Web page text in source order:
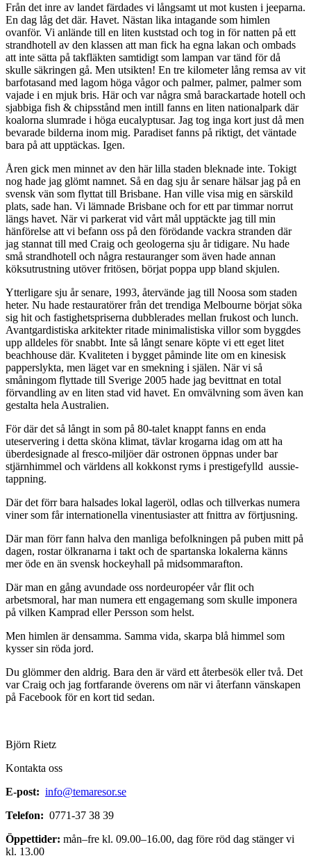
Från det inre av landet färdades vi långsamt ut mot kusten i jeeparna.
En dag låg det där. Havet. Nästan lika intagande som himlen
ovanför. Vi anlände till en liten kuststad och tog in för natten på ett
strandhotell av den klassen att man fick ha egna lakan och ombads
att inte sätta på takfläkten samtidigt som lampan var tänd för då
skulle säkringen gå. Men utsikten! En tre kilometer lång remsa av vit
barfotasand med lagom höga vågor och palmer, palmer, palmer som
vajade i en mjuk bris. Här och var några små barackartade hotell och
sjabbiga fish & chipsstånd men intill fanns en liten nationalpark där
koalorna slumrade i höga eucalyptusar. Jag tog inga kort just då men
bevarade bilderna inom mig. Paradiset fanns på riktigt, det väntade
bara på att upptäckas. Igen.
Åren gick men minnet av den här lilla staden bleknade inte. Tokigt
nog hade jag glömt namnet. Så en dag sju år senare hälsar jag på en
svensk vän som flyttat till Brisbane. Han ville visa mig en särskild
plats, sade han. Vi lämnade Brisbane och for ett par timmar norrut
längs havet. När vi parkerat vid vårt mål upptäckte jag till min
hänförelse att vi befann oss på den förödande vackra stranden där
jag stannat till med Craig och geologerna sju år tidigare. Nu hade
små strandhotell och några restauranger som även hade annan
köksutrustning utöver fritösen, börjat poppa upp bland skjulen.
Ytterligare sju år senare, 1993, återvände jag till Noosa som staden
heter. Nu hade restauratörer från det trendiga Melbourne börjat söka
sig hit och fastighetspriserna dubblerades mellan frukost och lunch.
Avantgardistiska arkitekter ritade minimalistiska villor som byggdes
upp alldeles för snabbt. Inte så långt senare köpte vi ett eget litet
beachhouse där. Kvaliteten i bygget påminde lite om en kinesisk
papperslykta, men läget var en smekning i själen. När vi så
småningom flyttade till Sverige 2005 hade jag bevittnat en total
förvandling av en liten stad vid havet. En omvälvning som även kan
gestalta hela Australien.
För där det så långt in som på 80-talet knappt fanns en enda
uteservering i detta sköna klimat, tävlar krogarna idag om att ha
überdesignade al fresco-miljöer där ostronen öppnas under bar
stjärnhimmel och världens all kokkonst ryms i prestigefylld aussie-
tappning.
Där det förr bara halsades lokal lageröl, odlas och tillverkas numera
viner som får internationella vinentusiaster att fnittra av förtjusning.
Där man förr fann halva den manliga befolkningen på puben mitt på
dagen, rostar ölkranarna i takt och de spartanska lokalerna känns
mer öde en än svensk hockeyhall på midsommarafton.
Där man en gång avundade oss nordeuropéer vår flit och
arbetsmoral, har man numera ett engagemang som skulle imponera
på vilken Kamprad eller Persson som helst.
Men himlen är densamma. Samma vida, skarpa blå himmel som
kysser sin röda jord.
Du glömmer den aldrig. Bara den är värd ett återbesök eller två. Det
var Craig och jag fortfarande överens om när vi återfann vänskapen
på Facebook för en kort tid sedan.
Björn Rietz
Kontakta oss
E-post: info@temaresor.se
Telefon: 0771-37 38 39
Öppettider: mån–fre kl. 09.00–16.00, dag före röd dag stänger vi
kl. 13.00